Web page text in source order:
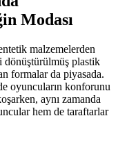
Modası
malzemelerden
dönüştürülmüş plastik
formalar da piyasada.
oyuncuların konforunu
aynı zamanda
hem de taraftarlar